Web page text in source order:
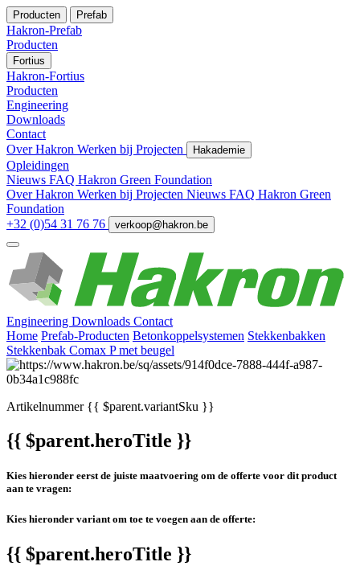
Producten Prefab
Hakron-Prefab
Producten
Fortius
Hakron-Fortius
Producten
Engineering
Downloads
Contact
Over Hakron Werken bij Projecten Hakademie
Opleidingen
Nieuws FAQ Hakron Green Foundation
Over Hakron Werken bij Projecten Nieuws FAQ Hakron Green
Foundation
+32 (0)54 31 76 76
verkoop@hakron.be
Engineering Downloads Contact
Home Prefab-Producten Betonkoppelsystemen Stekkenbakken
Stekkenbak Comax P met beugel
Artikelnummer{{ $parent.variantSku }}
{{ $parent.heroTitle }}
Kies hieronder eerst de juiste maatvoering om de offerte voor dit product
aan te vragen:
Kies hieronder variant om toe te voegen aan de offerte:
{{ $parent.heroTitle }}